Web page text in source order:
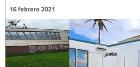
16 febrero 2021